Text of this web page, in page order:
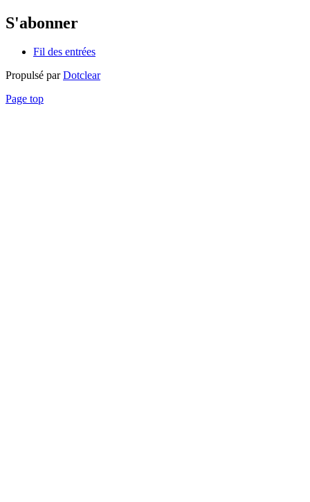
S'abonner
Fil des entrées
Propulsé parDotclear
Page top